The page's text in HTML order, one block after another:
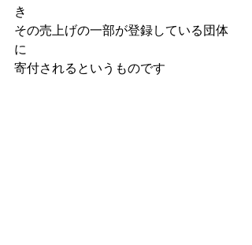
き
その売上げの一部が登録している団体
に
寄付されるというものです